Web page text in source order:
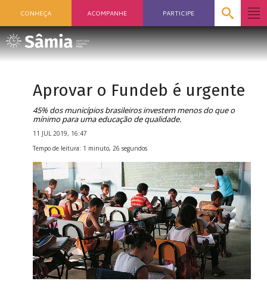
CONHEÇA ACOMPANHE PARTICIPE
Aprovar o Fundeb é urgente
45% dos municípios brasileiros investem menos do que o
mínimo para uma educação de qualidade.
11 JUL 2019, 16:47
Tempo de leitura: 1 minuto, 26 segundos